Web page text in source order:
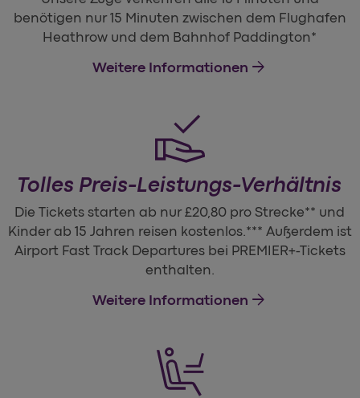
benötigen nur 15 Minuten zwischen dem Flughafen
Heathrow und dem Bahnhof Paddington*
Weitere Informationen arrow_forward
Tolles Preis-Leistungs-Verhältnis
Die Tickets starten ab nur £20,80 pro Strecke** und
Kinder ab 15 Jahren reisen kostenlos.*** Außerdem ist
Airport Fast Track Departures bei PREMIER+-Tickets
enthalten.
Weitere Informationen arrow_forward